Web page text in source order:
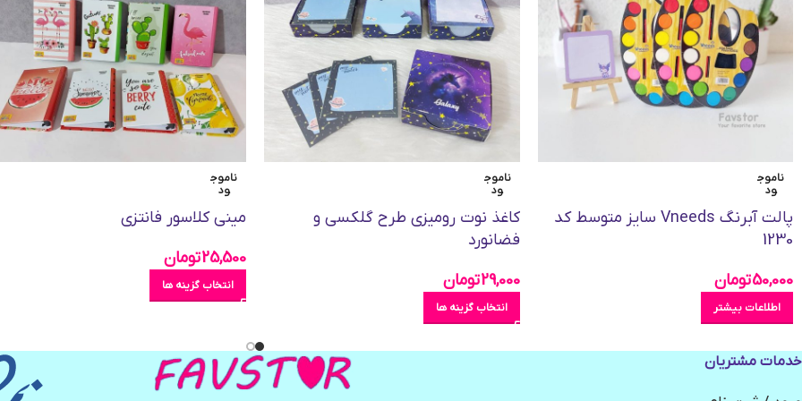
ناموج
ود
پالت آبرنگ Vneeds سایز متوسط کد
1230
50,000تومان
اطلاعات بیشتر
ناموج
ود
کاغذ نوت رومیزی طرح گلکسی و
فضانورد
29,000تومان
انتخاب گزینه ها
ناموج
ود
مینی کلاسور فانتزی
25,500تومان
انتخاب گزینه ها
خدمات مشتریان